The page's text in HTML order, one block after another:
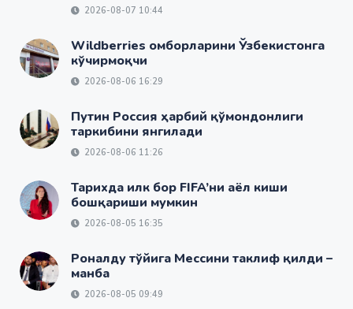
2026-08-07 10:44
Wildberries омборларини Ўзбекистонга
кўчирмоқчи
2026-08-06 16:29
Путин Россия ҳарбий қўмондонлиги
таркибини янгилади
2026-08-06 11:26
Тарихда илк бор FIFA’ни аёл киши
бошқариши мумкин
2026-08-05 16:35
Роналду тўйига Мессини таклиф қилди –
манба
2026-08-05 09:49